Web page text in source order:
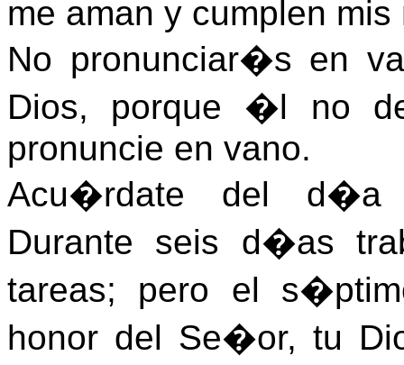
me aman y cumplen
No pronunciar�s en
Dios, porque �l no
pronuncie en vano.
Acu�rdate del d�a
Durante seis d�as
tareas; pero el
honor del Se�or, tu